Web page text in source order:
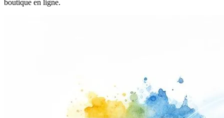
boutique en ligne.